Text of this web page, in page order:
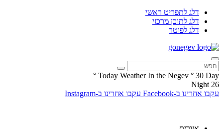
דלג לתפריט ראשי
דלג לתוכן מרכזי
דלג לפוטר
Today Weather In the Negev ° 30 Day
°
26
Night
עקבו אחרינו ב-Facebook
עקבו אחרינו ב-Instagram